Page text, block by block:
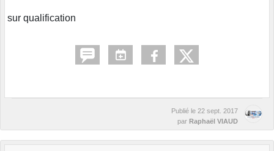
sur qualification
Publié le 22 sept. 2017
par Raphaël VIAUD